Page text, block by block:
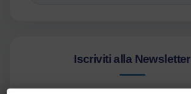
Iscriviti alla Newsletter